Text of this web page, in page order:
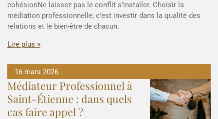
cohésionNe laissez pas le conflit s’installer. Choisir la
médiation professionnelle, c'est investir dans la qualité des
relations et le bien-être de chacun.
Lire plus »
16 mars 2026
Médiateur Professionnel à
Saint-Étienne : dans quels
cas faire appel ?